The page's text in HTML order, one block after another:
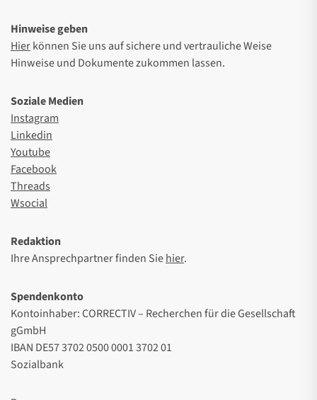
Hinweise geben
Hierkönnen Sie uns auf sichere und vertrauliche Weise
Hinweise und Dokumente zukommen lassen.
Soziale Medien
Instagram
Linkedin
Youtube
Facebook
Threads
Wsocial
Redaktion
Ihre Ansprechpartner finden Siehier.
Spendenkonto
Kontoinhaber: CORRECTIV – Recherchen für die Gesellschaft
gGmbH
IBAN DE57 3702 0500 0001 3702 01
Sozialbank